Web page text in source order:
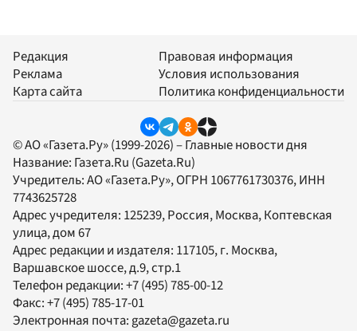
Редакция
Реклама
Карта сайта
Правовая информация
Условия использования
Политика конфиденциальности
© АО «Газета.Ру» (1999-2026) – Главные новости дня
Название: Газета.Ru (Gazeta.Ru)
Учредитель:АО «Газета.Ру», ОГРН 1067761730376, ИНН
7743625728
Адрес учредителя: 125239, Россия, Москва, Коптевская
улица, дом 67
Адрес редакции и издателя: 117105, г. Москва,
Варшавское шоссе, д.9, стр.1
Телефон редакции:+7 (495) 785-00-12
Факс:+7 (495) 785-17-01
Электронная почта: gazeta@gazeta.ru